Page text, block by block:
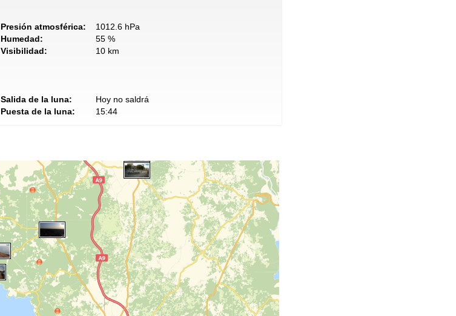
Presión atmosférica:
1012.6 hPa
Humedad:
55 %
Visibilidad:
10 km
Salida de la luna:
Hoy no saldrá
Puesta de la luna:
15:44